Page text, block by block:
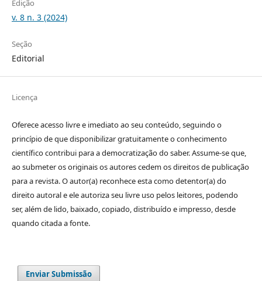
Edição
v. 8 n. 3 (2024)
Seção
Editorial
Licença
Oferece acesso livre e imediato ao seu conteúdo, seguindo o
princípio de que disponibilizar gratuitamente o conhecimento
científico contribui para a democratização do saber. Assume-se que,
ao submeter os originais os autores cedem os direitos de publicação
para a revista. O autor(a) reconhece esta como detentor(a) do
direito autoral e ele autoriza seu livre uso pelos leitores, podendo
ser, além de lido, baixado, copiado, distribuído e impresso, desde
quando citada a fonte.
Enviar Submissão